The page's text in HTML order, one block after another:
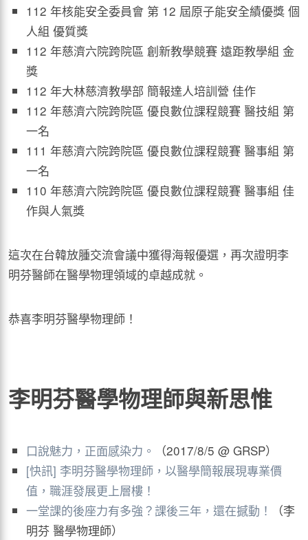
112 年核能安全委員會 第 12 屆原子能安全績優獎 個
人組 優質獎
112 年慈濟六院跨院區 創新教學競賽 遠距教學組 金
獎
112 年大林慈濟教學部 簡報達人培訓營 佳作
112 年慈濟六院跨院區 優良數位課程競賽 醫技組 第
一名
111 年慈濟六院跨院區 優良數位課程競賽 醫事組 第
一名
110 年慈濟六院跨院區 優良數位課程競賽 醫事組 佳
作與人氣獎
這次在台韓放腫交流會議中獲得海報優選，再次證明李
明芬醫師在醫學物理領域的卓越成就。
恭喜李明芬醫學物理師！
李明芬醫學物理師與新思惟
口說魅力，正面感染力。
（2017/8/5 @ GRSP）
[快訊] 李明芬醫學物理師，以醫學簡報展現專業價
值，職涯發展更上層樓！
一堂課的後座力有多強？課後三年，還在撼動！
（李
明芬 醫學物理師）